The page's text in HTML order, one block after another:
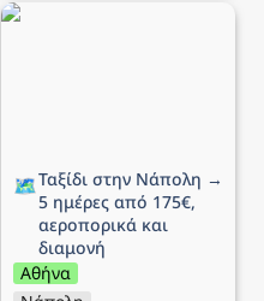
Ταξίδι στην Νάπολη → 5
🗺️Ταξίδι στην Νάπολη →
5 ημέρες από 175€,
αεροπορικά και
διαμονή
Αθήνα